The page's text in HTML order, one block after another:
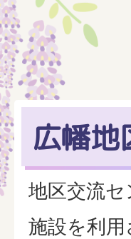
広幡地
地区交流
施設を利